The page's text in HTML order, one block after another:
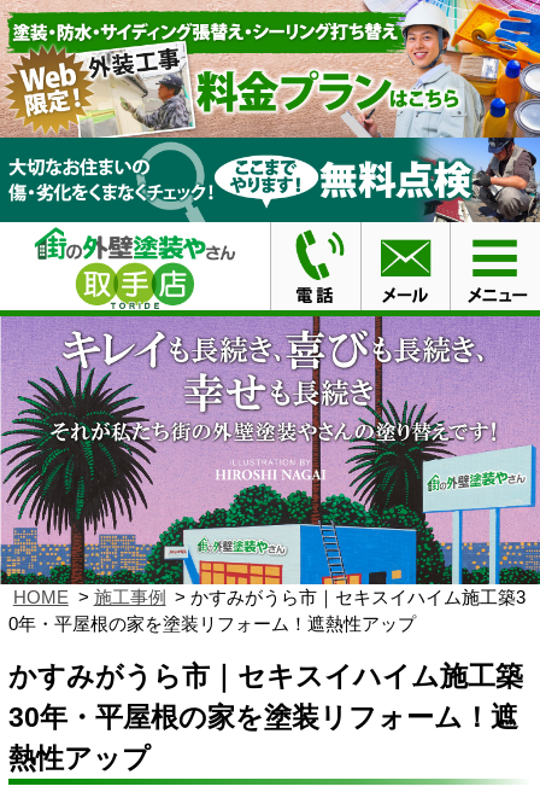
HOME 施工事例
かすみがうら市｜セキスイハイム施工築3
0年・平屋根の家を塗装リフォーム！遮熱性アップ
かすみがうら市｜セキスイハイム施工築
30年・平屋根の家を塗装リフォーム！遮
熱性アップ